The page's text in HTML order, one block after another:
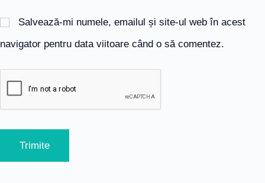
Salvează-mi numele, emailul și site-ul web în acest
navigator pentru data viitoare când o să comentez.
Trimite